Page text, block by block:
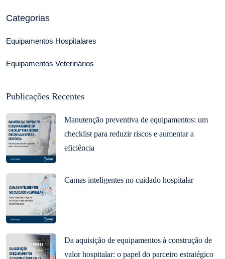
Categorias
Equipamentos Hospitalares
Equipamentos Veterinários
Publicações Recentes
Manutenção preventiva de equipamentos: um
checklist para reduzir riscos e aumentar a
eficiência
Camas inteligentes no cuidado hospitalar
Da aquisição de equipamentos à construção de
valor hospitalar: o papel do parceiro estratégico